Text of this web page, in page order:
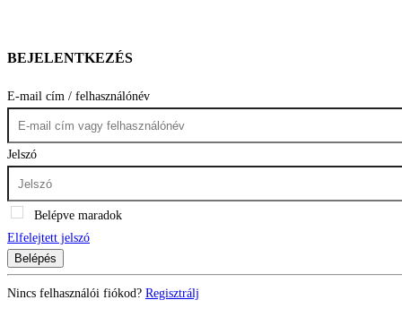
BEJELENTKEZÉS
E-mail cím / felhasználónév
Jelszó
Belépve maradok
Elfelejtett jelszó
Belépés
Nincs felhasználói fiókod? Regisztrálj